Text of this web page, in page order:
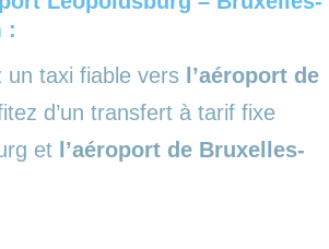
:
un taxi fiable vers l’aéroport de
d’un transfert à tarif fixe
et l’aéroport de Bruxelles-